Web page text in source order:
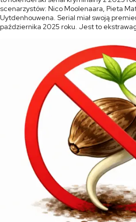
scenarzystów: Nico Moolenaara, Pieta
Uytdenhouwena. Serial miał swoją
października 2025 roku. Jest to
konopnej. Serial łączy w sobie elementy